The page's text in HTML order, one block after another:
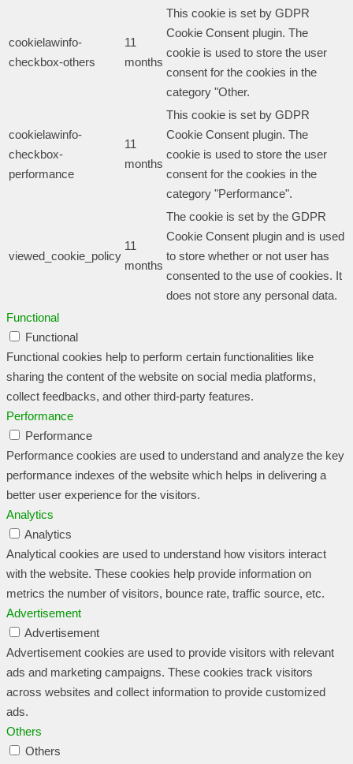
cookielawinfo-
checkbox-others
11
months
This cookie is set by GDPR
Cookie Consent plugin. The
cookie is used to store the user
consent for the cookies in the
category "Other.
cookielawinfo-
checkbox-
performance
11
months
This cookie is set by GDPR
Cookie Consent plugin. The
cookie is used to store the user
consent for the cookies in the
category "Performance".
viewed_cookie_policy
11
months
The cookie is set by the GDPR
Cookie Consent plugin and is used
to store whether or not user has
consented to the use of cookies. It
does not store any personal data.
Functional
Functional
Functional cookies help to perform certain functionalities like
sharing the content of the website on social media platforms,
collect feedbacks, and other third-party features.
Performance
Performance
Performance cookies are used to understand and analyze the key
performance indexes of the website which helps in delivering a
better user experience for the visitors.
Analytics
Analytics
Analytical cookies are used to understand how visitors interact
with the website. These cookies help provide information on
metrics the number of visitors, bounce rate, traffic source, etc.
Advertisement
Advertisement
Advertisement cookies are used to provide visitors with relevant
ads and marketing campaigns. These cookies track visitors
across websites and collect information to provide customized
ads.
Others
Others